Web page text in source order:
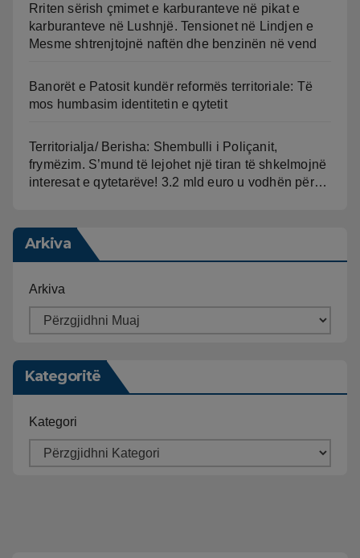
Rriten sërish çmimet e karburanteve në pikat e
karburanteve në Lushnjë. Tensionet në Lindjen e
Mesme shtrenjtojnë naftën dhe benzinën në vend
Banorët e Patosit kundër reformës territoriale: Të
mos humbasim identitetin e qytetit
Territorialja/ Berisha: Shembulli i Poliçanit,
frymëzim. S’mund të lejohet një tiran të shkelmojnë
interesat e qytetarëve! 3.2 mld euro u vodhën për…
Arkiva
Arkiva
Kategoritë
Kategori